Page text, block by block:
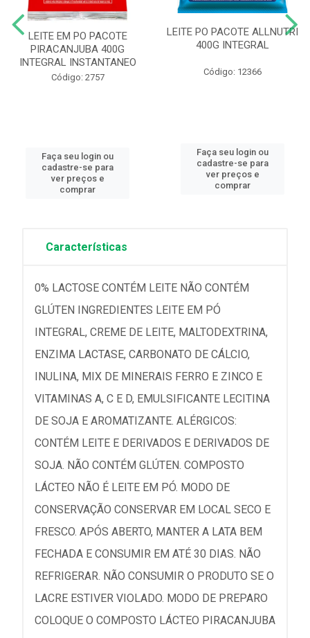
LEITE EM PO PACOTE
PIRACANJUBA 400G
INTEGRAL INSTANTANEO
Código: 2757
Faça seu login ou
cadastre-se para
ver preços e
comprar
LEITE PO PACOTE ALLNUTRI
400G INTEGRAL
Código: 12366
Faça seu login ou
cadastre-se para
ver preços e
comprar
Características
0% LACTOSE CONTÉM LEITE NÃO CONTÉM
GLÚTEN INGREDIENTES LEITE EM PÓ
INTEGRAL, CREME DE LEITE, MALTODEXTRINA,
ENZIMA LACTASE, CARBONATO DE CÁLCIO,
INULINA, MIX DE MINERAIS FERRO E ZINCO E
VITAMINAS A, C E D, EMULSIFICANTE LECITINA
DE SOJA E AROMATIZANTE. ALÉRGICOS:
CONTÉM LEITE E DERIVADOS E DERIVADOS DE
SOJA. NÃO CONTÉM GLÚTEN. COMPOSTO
LÁCTEO NÃO É LEITE EM PÓ. MODO DE
CONSERVAÇÃO CONSERVAR EM LOCAL SECO E
FRESCO. APÓS ABERTO, MANTER A LATA BEM
FECHADA E CONSUMIR EM ATÉ 30 DIAS. NÃO
REFRIGERAR. NÃO CONSUMIR O PRODUTO SE O
LACRE ESTIVER VIOLADO. MODO DE PREPARO
COLOQUE O COMPOSTO LÁCTEO PIRACANJUBA